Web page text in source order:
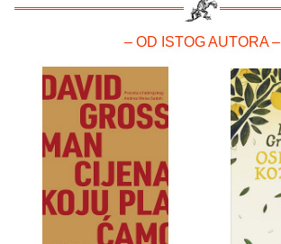
– OD ISTOG AUTORA –